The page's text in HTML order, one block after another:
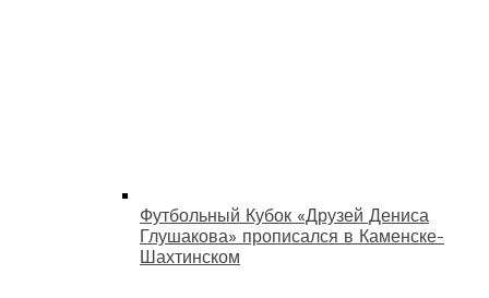
Футбольный Кубок «Друзей Дениса
Глушакова» прописался в Каменске-
Шахтинском